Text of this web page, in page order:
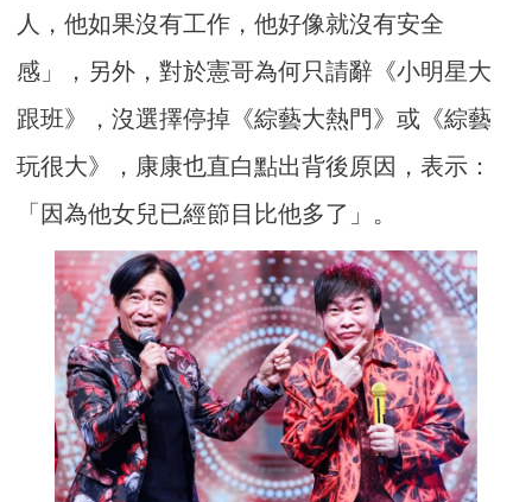
人，他如果沒有工作，他好像就沒有安全
感」，另外，對於憲哥為何只請辭《小明星大
跟班》，沒選擇停掉《綜藝大熱門》或《綜藝
玩很大》，康康也直白點出背後原因，表示：
「因為他女兒已經節目比他多了」。